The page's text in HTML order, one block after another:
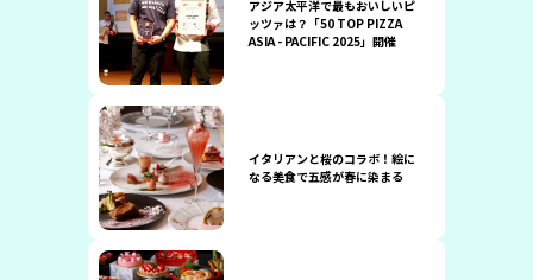
アジア太平洋で最もおいしいピ
ッツァは？「50 TOP PIZZA
ASIA - PACIFIC 2025」開催
イタリアンと桜のコラボ！絵に
なる美食で五感が春に染まる